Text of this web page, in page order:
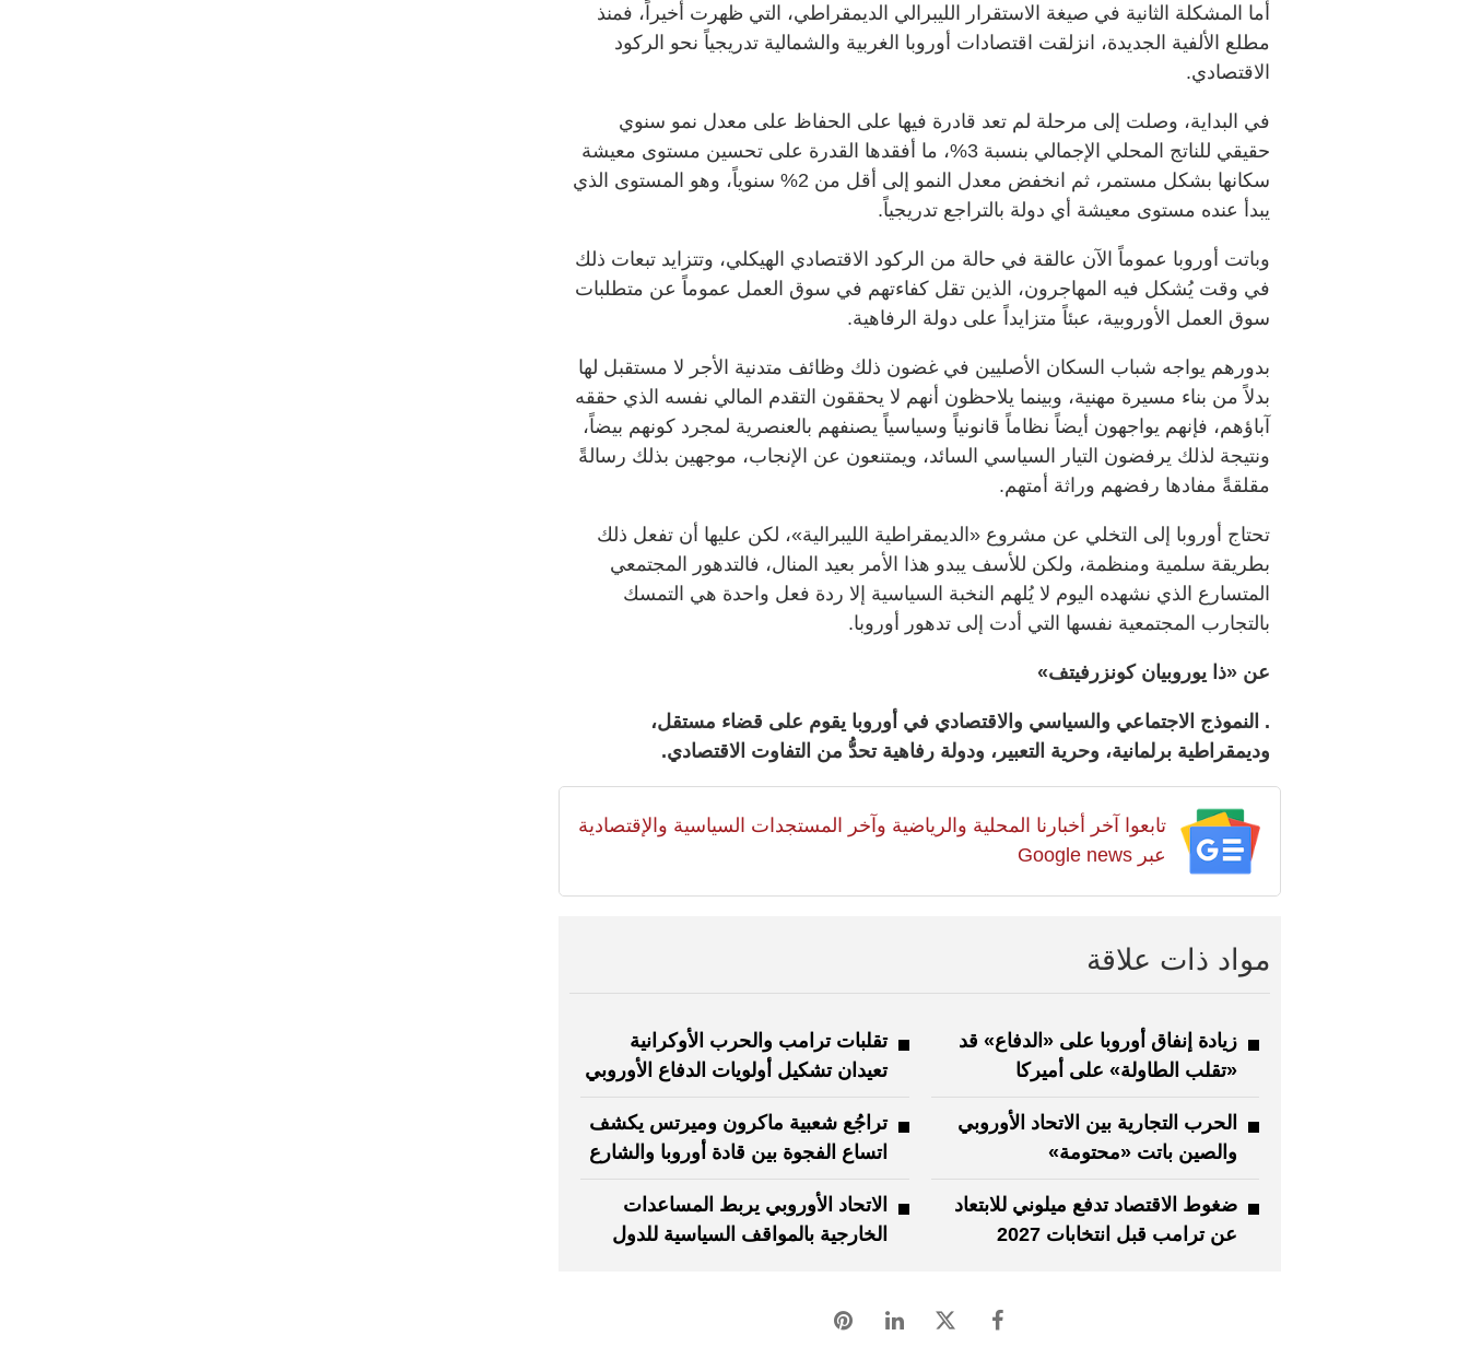
أما المشكلة الثانية في صيغة الاستقرار الليبرالي الديمقراطي، التي ظهرت أخيراً، فمنذ
مطلع الألفية الجديدة، انزلقت اقتصادات أوروبا الغربية والشمالية تدريجياً نحو الركود
الاقتصادي.
في البداية، وصلت إلى مرحلة لم تعد قادرة فيها على الحفاظ على معدل نمو سنوي
حقيقي للناتج المحلي الإجمالي بنسبة 3%، ما أفقدها القدرة على تحسين مستوى معيشة
سكانها بشكل مستمر، ثم انخفض معدل النمو إلى أقل من 2% سنوياً، وهو المستوى الذي
يبدأ عنده مستوى معيشة أي دولة بالتراجع تدريجياً.
وباتت أوروبا عموماً الآن عالقة في حالة من الركود الاقتصادي الهيكلي، وتتزايد تبعات ذلك
في وقت يُشكل فيه المهاجرون، الذين تقل كفاءتهم في سوق العمل عموماً عن متطلبات
سوق العمل الأوروبية، عبئاً متزايداً على دولة الرفاهية.
بدورهم يواجه شباب السكان الأصليين في غضون ذلك وظائف متدنية الأجر لا مستقبل لها
بدلاً من بناء مسيرة مهنية، وبينما يلاحظون أنهم لا يحققون التقدم المالي نفسه الذي حققه
آباؤهم، فإنهم يواجهون أيضاً نظاماً قانونياً وسياسياً يصنفهم بالعنصرية لمجرد كونهم بيضاً،
ونتيجة لذلك يرفضون التيار السياسي السائد، ويمتنعون عن الإنجاب، موجهين بذلك رسالةً
مقلقةً مفادها رفضهم وراثة أمتهم.
تحتاج أوروبا إلى التخلي عن مشروع «الديمقراطية الليبرالية»، لكن عليها أن تفعل ذلك
بطريقة سلمية ومنظمة، ولكن للأسف يبدو هذا الأمر بعيد المنال، فالتدهور المجتمعي
المتسارع الذي نشهده اليوم لا يُلهم النخبة السياسية إلا ردة فعل واحدة هي التمسك
بالتجارب المجتمعية نفسها التي أدت إلى تدهور أوروبا.
عن «ذا يوروبيان كونزرفيتف»
. النموذج الاجتماعي والسياسي والاقتصادي في أوروبا يقوم على قضاء مستقل،
وديمقراطية برلمانية، وحرية التعبير، ودولة رفاهية تحدُّ من التفاوت الاقتصادي.
تابعوا آخر أخبارنا المحلية والرياضية وآخر المستجدات السياسية والإقتصادية
عبر Google news
مواد ذات علاقة
زيادة إنفاق أوروبا على «الدفاع» قد
«تقلب الطاولة» على أميركا
تقلبات ترامب والحرب الأوكرانية
تعيدان تشكيل أولويات الدفاع الأوروبي
الحرب التجارية بين الاتحاد الأوروبي
والصين باتت «محتومة»
تراجُع شعبية ماكرون وميرتس يكشف
اتساع الفجوة بين قادة أوروبا والشارع
ضغوط الاقتصاد تدفع ميلوني للابتعاد
عن ترامب قبل انتخابات 2027
الاتحاد الأوروبي يربط المساعدات
الخارجية بالمواقف السياسية للدول